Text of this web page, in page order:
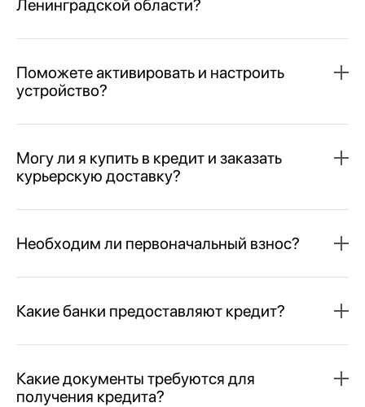
Ленинградской области?
Поможете активировать и настроить
устройство?
Могу ли я купить в кредит и заказать
курьерскую доставку?
Необходим ли первоначальный взнос?
Какие банки предоставляют кредит?
Какие документы требуются для
получения кредита?